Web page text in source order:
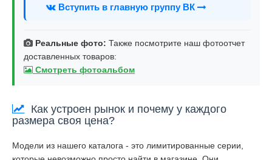
Вступить в главную группу ВК
Реальные фото: Также посмотрите наш фотоотчет
доставленных товаров:
Смотреть фотоальбом
Как устроен рынок и почему у каждого
размера своя цена?
Модели из нашего каталога - это лимитированные серии,